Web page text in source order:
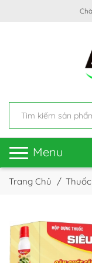
Menu
Trang Chủ